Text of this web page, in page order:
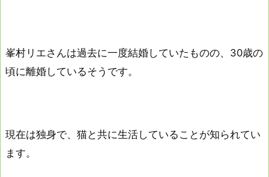
峯村リエさんは過去に一度結婚していたものの、30歳の
頃に離婚しているそうです。
現在は独身で、猫と共に生活していることが知られてい
ます。